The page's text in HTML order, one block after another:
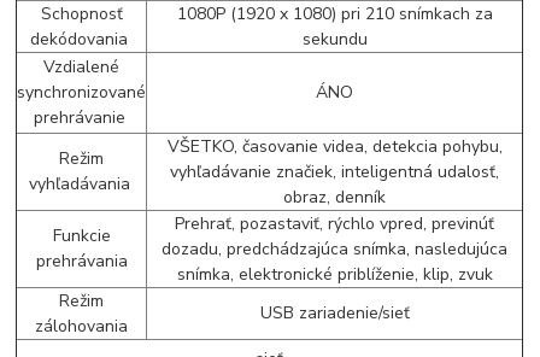
Schopnosť
dekódovania
1080P (1920 x 1080) pri 210 snímkach za
sekundu
Vzdialené
synchronizované
prehrávanie
ÁNO
Režim
vyhľadávania
VŠETKO, časovanie videa, detekcia pohybu,
vyhľadávanie značiek, inteligentná udalosť,
obraz, denník
Funkcie
prehrávania
Prehrať, pozastaviť, rýchlo vpred, previnúť
dozadu, predchádzajúca snímka, nasledujúca
snímka, elektronické priblíženie, klip, zvuk
Režim
zálohovania
USB zariadenie/sieť